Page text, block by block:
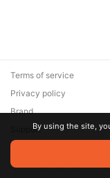
© 2026 Zaya
are the property of
Terms of service
Privacy policy
Brand
SupportBy using the site,